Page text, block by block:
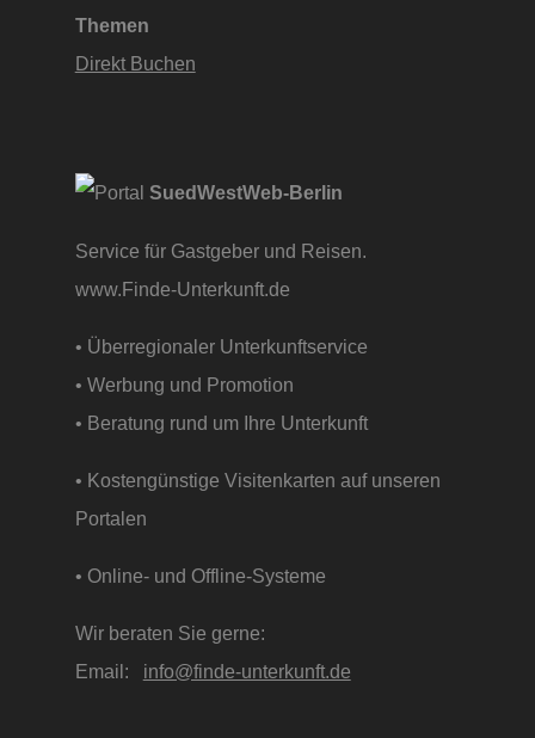
Themen
Direkt Buchen
SuedWestWeb-Berlin
Service für Gastgeber und Reisen.
www.Finde-Unterkunft.de
• Überregionaler Unterkunftservice
• Werbung und Promotion
• Beratung rund um Ihre Unterkunft
• Kostengünstige Visitenkarten auf unseren
Portalen
• Online- und Offline-Systeme
Wir beraten Sie gerne:
Email: info@finde-unterkunft.de